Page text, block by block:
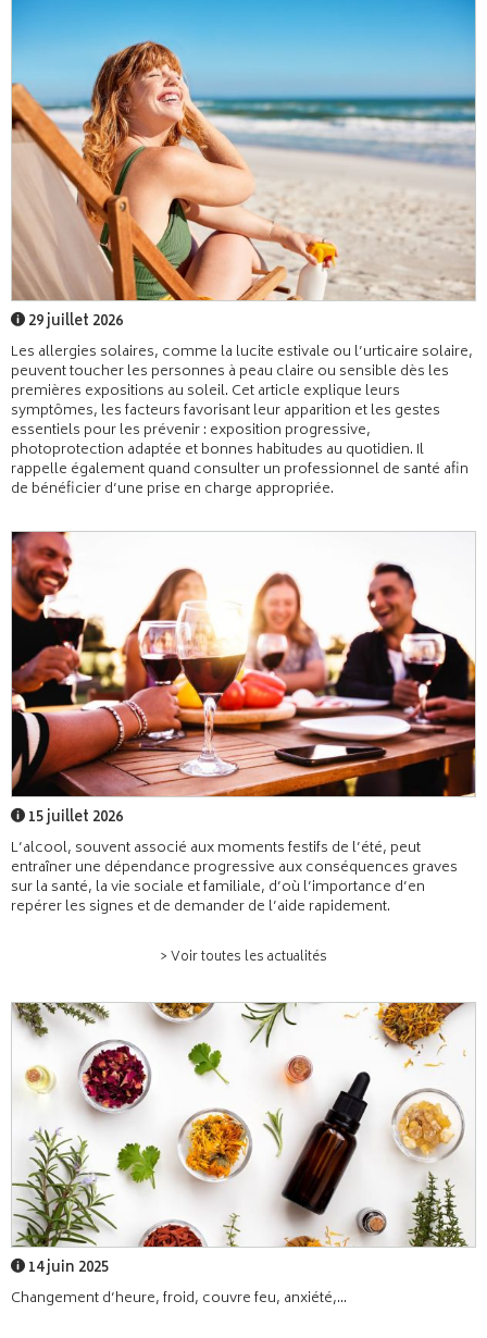
29 juillet 2026
Les allergies solaires, comme la lucite estivale ou l’urticaire solaire,
peuvent toucher les personnes à peau claire ou sensible dès les
premières expositions au soleil. Cet article explique leurs
symptômes, les facteurs favorisant leur apparition et les gestes
essentiels pour les prévenir : exposition progressive,
photoprotection adaptée et bonnes habitudes au quotidien. Il
rappelle également quand consulter un professionnel de santé afin
de bénéficier d’une prise en charge appropriée.
15 juillet 2026
L’alcool, souvent associé aux moments festifs de l’été, peut
entraîner une dépendance progressive aux conséquences graves
sur la santé, la vie sociale et familiale, d’où l’importance d’en
repérer les signes et de demander de l’aide rapidement.
> Voir toutes les actualités
14 juin 2025
Changement d’heure, froid, couvre feu, anxiété,...